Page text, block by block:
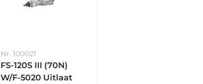
Nr. 100021
FS-120S III (70N)
W/F-5020 Uitlaat